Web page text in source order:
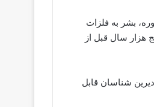
بشر به فلزات
هزار سال قبل از
شناسان قابل